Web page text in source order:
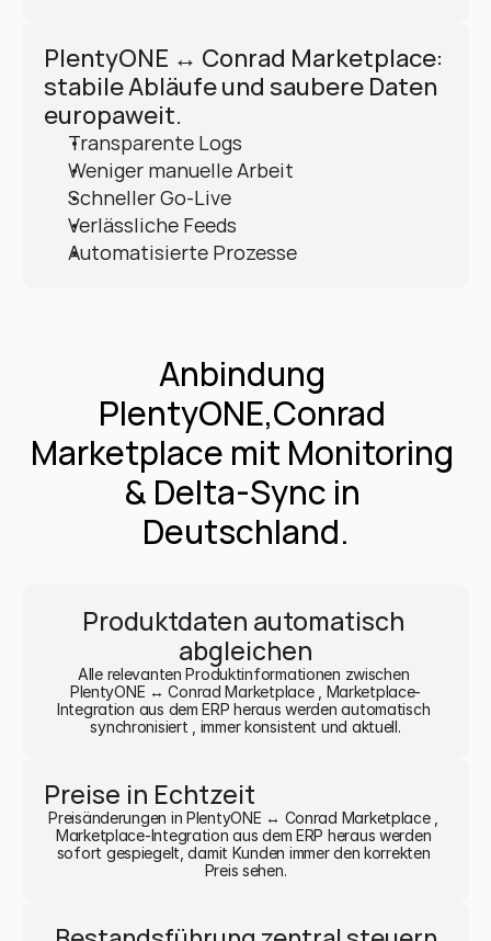
PlentyONE ↔ Conrad Marketplace:
stabile Abläufe und saubere Daten
europaweit.
Transparente Logs
Weniger manuelle Arbeit
Schneller Go-Live
Verlässliche Feeds
Automatisierte Prozesse
Anbindung
PlentyONE,Conrad
Marketplace mit Monitoring
& Delta-Sync in
Deutschland.
Produktdaten automatisch
abgleichen
Alle relevanten Produktinformationen zwischen
PlentyONE ↔ Conrad Marketplace , Marketplace-
Integration aus dem ERP heraus werden automatisch
synchronisiert , immer konsistent und aktuell.
Preise in Echtzeit
Preisänderungen in PlentyONE ↔ Conrad Marketplace ,
Marketplace-Integration aus dem ERP heraus werden
sofort gespiegelt, damit Kunden immer den korrekten
Preis sehen.